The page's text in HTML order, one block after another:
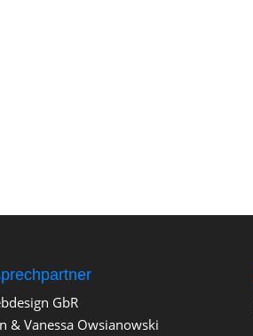
GbR
& Vanessa Owsianowski